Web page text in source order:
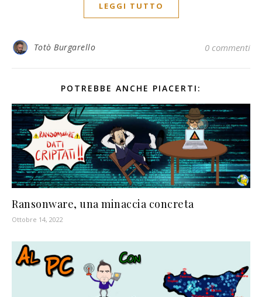
LEGGI TUTTO
Totò Burgarello 0 commenti
POTREBBE ANCHE PIACERTI:
Ransonware, una minaccia concreta
Ottobre 14, 2022